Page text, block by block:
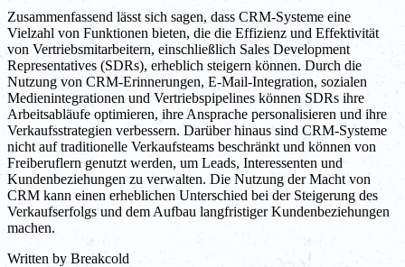
Zusammenfassend lässt sich sagen, dass CRM-Systeme eine
Vielzahl von Funktionen bieten, die die Effizienz und Effektivität
von Vertriebsmitarbeitern, einschließlich Sales Development
Representatives (SDRs), erheblich steigern können. Durch die
Nutzung von CRM-Erinnerungen, E-Mail-Integration, sozialen
Medienintegrationen und Vertriebspipelines können SDRs ihre
Arbeitsabläufe optimieren, ihre Ansprache personalisieren und ihre
Verkaufsstrategien verbessern. Darüber hinaus sind CRM-Systeme
nicht auf traditionelle Verkaufsteams beschränkt und können von
Freiberuflern genutzt werden, um Leads, Interessenten und
Kundenbeziehungen zu verwalten. Die Nutzung der Macht von
CRM kann einen erheblichen Unterschied bei der Steigerung des
Verkaufserfolgs und dem Aufbau langfristiger Kundenbeziehungen
machen.
Written by Breakcold